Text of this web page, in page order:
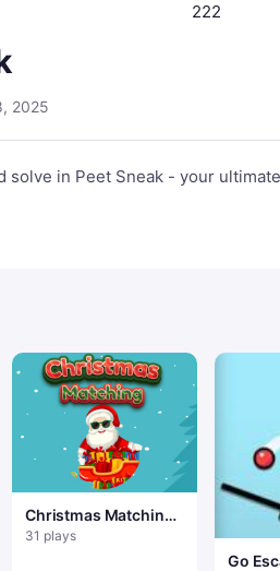
222
2025
solve in Peet Sneak - your
Christmas Matching
Game
31 plays
Go